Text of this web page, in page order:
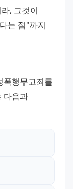
, 그것이
는 점"까지
폭행무고죄를
다음과